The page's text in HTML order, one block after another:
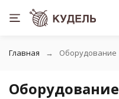
Главная Оборудование